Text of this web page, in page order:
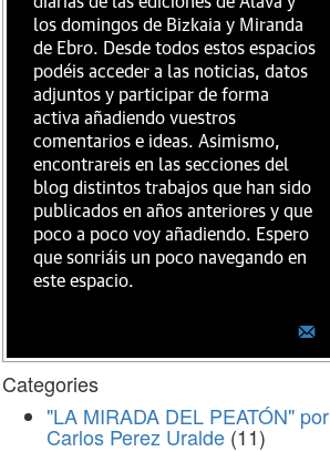
los domingos de Bizkaia y Miranda
de Ebro. Desde todos estos espacios
podéis acceder a las noticias, datos
adjuntos y participar de forma
activa añadiendo vuestros
comentarios e ideas. Asimismo,
encontrareis en las secciones del
blog distintos trabajos que han sido
publicados en años anteriores y que
poco a poco voy añadiendo. Espero
que sonriáis un poco navegando en
este espacio.
Categories
"LA MIRADA DEL PEATÓN" por
Carlos Perez Uralde (11)